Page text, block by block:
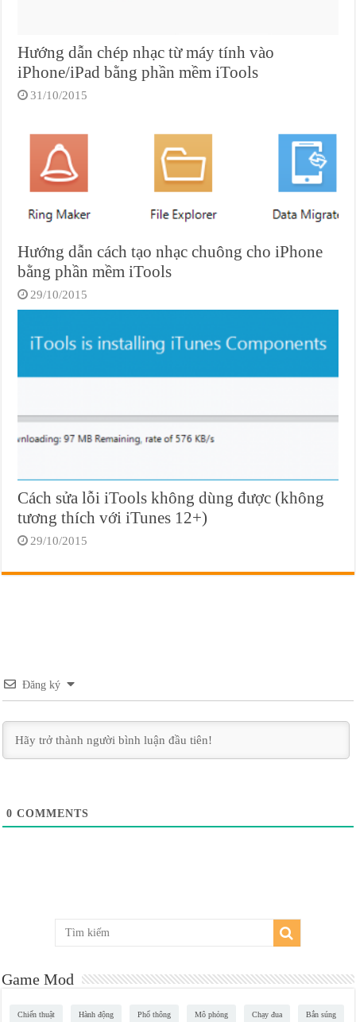
Hướng dẫn chép nhạc từ máy tính vào
iPhone/iPad bằng phần mềm iTools
31/10/2015
Hướng dẫn cách tạo nhạc chuông cho iPhone
bằng phần mềm iTools
29/10/2015
Cách sửa lỗi iTools không dùng được (không
tương thích với iTunes 12+)
29/10/2015
Đăng ký
0 COMMENTS
Game Mod
Chiến thuật Hành động Phổ thông Mô phỏng Chạy đua Bắn súng